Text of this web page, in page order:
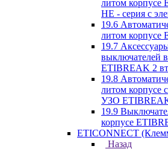
литом корпусе
HE - серия с
19.6
литом корпусе
19.7
выключателей
ETIBREAK 2
19.8
литом корпусе
УЗО
19.9
корпусе
ETICONNECT
Назад